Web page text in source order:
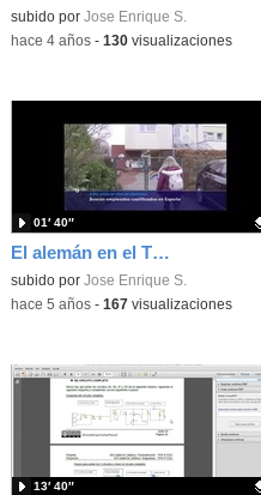
Contenido educativo.
subido por Jose Enrique S.
-hace 4 años- 130visualizaciones
El alemán en el TD2 de La 1
Contenido educativo.
subido por Jose Enrique S.
01′ 40″
-hace 5 años- 167 visualizaciones
13′ 40″